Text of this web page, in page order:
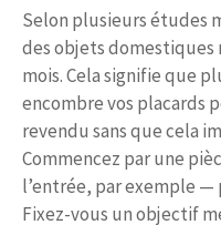
Selon plusieurs études
des objets domestiques
mois. Cela signifie que
encombre vos placards
revendu sans que cela
Commencez par une
l’entrée, par exemple —
Fixez-vous un objectif